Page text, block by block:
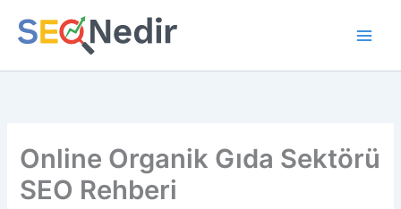
atla
Online Organik Gıda Sektörü
SEO Rehberi